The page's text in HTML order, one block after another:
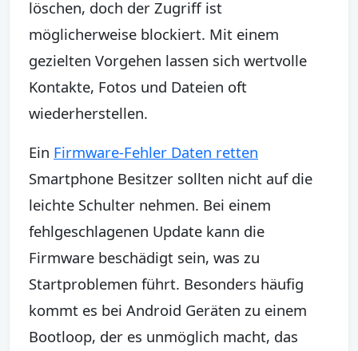
löschen, doch der Zugriff ist
möglicherweise blockiert. Mit einem
gezielten Vorgehen lassen sich wertvolle
Kontakte, Fotos und Dateien oft
wiederherstellen.
Ein Firmware-Fehler Daten retten
Smartphone Besitzer sollten nicht auf die
leichte Schulter nehmen. Bei einem
fehlgeschlagenen Update kann die
Firmware beschädigt sein, was zu
Startproblemen führt. Besonders häufig
kommt es bei Android Geräten zu einem
Bootloop, der es unmöglich macht, das